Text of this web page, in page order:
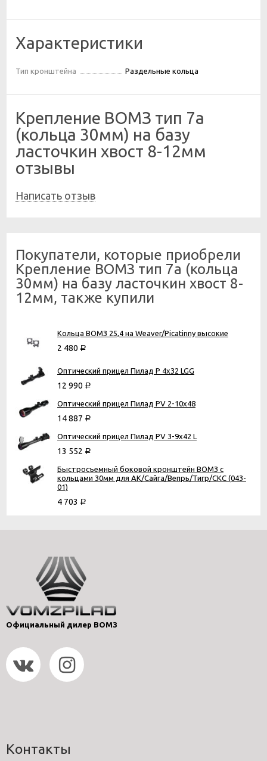
Характеристики
Тип кронштейна Раздельные кольца
Крепление ВОМЗ тип 7а
(кольца 30мм) на базу
ласточкин хвост 8-12мм
отзывы
Написать отзыв
Покупатели, которые приобрели
Крепление ВОМЗ тип 7а (кольца
30мм) на базу ласточкин хвост 8-
12мм, также купили
Кольца ВОМЗ 25,4 на Weaver/Picatinny высокие
2 480 Р
Оптический прицел Пилад P 4х32 LGG
12 990 Р
Оптический прицел Пилад PV 2-10х48
14 887 Р
Оптический прицел Пилад PV 3-9х42 L
13 552 Р
Быстросъемный боковой кронштейн ВОМЗ с
кольцами 30мм для АК/Сайга/Вепрь/Тигр/СКС (043-
01)
4 703 Р
Официальный дилер ВОМЗ
Контакты